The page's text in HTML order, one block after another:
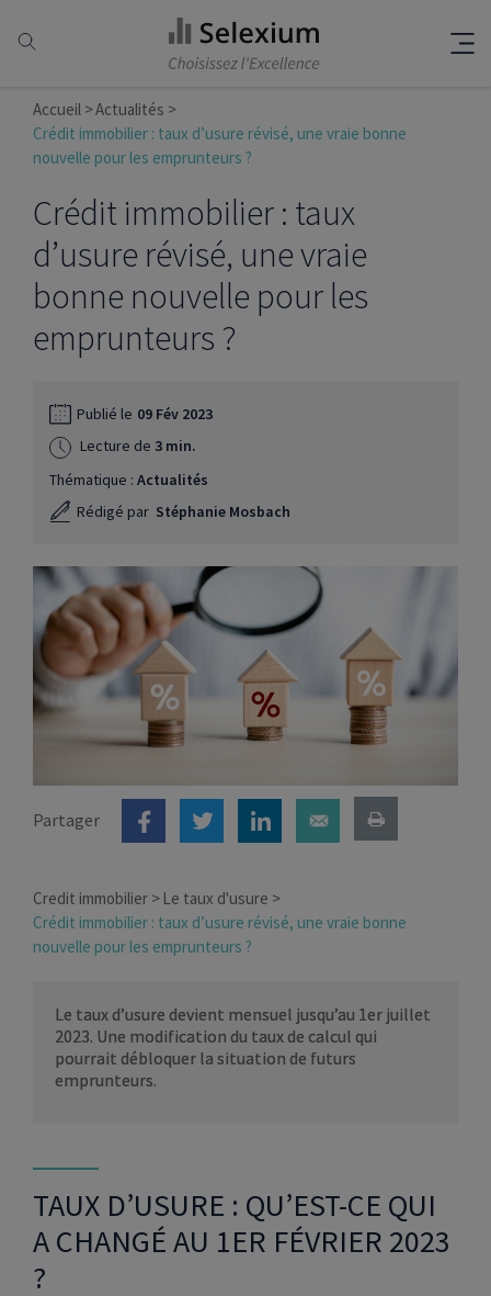
Accueil
Actualités
Crédit immobilier : taux d’usure révisé, une vraie bonne
nouvelle pour les emprunteurs ?
Crédit immobilier : taux
d’usure révisé, une vraie
bonne nouvelle pour les
emprunteurs ?
Publié le 09 Fév 2023
Lecture de 3 min.
Thématique : Actualités
Rédigé par Stéphanie Mosbach
Partager
Credit immobilier
Le taux d'usure
Crédit immobilier : taux d’usure révisé, une vraie bonne
nouvelle pour les emprunteurs ?
Le taux d’usure devient mensuel jusqu’au 1er juillet
2023. Une modification du taux de calcul qui
pourrait débloquer la situation de futurs
emprunteurs.
TAUX D’USURE : QU’EST-CE QUI
A CHANGÉ AU 1ER FÉVRIER 2023
?